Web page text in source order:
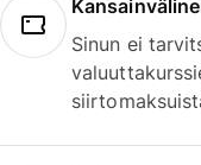
Sinun ei